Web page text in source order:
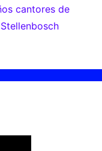
cantores de
Stellenbosch